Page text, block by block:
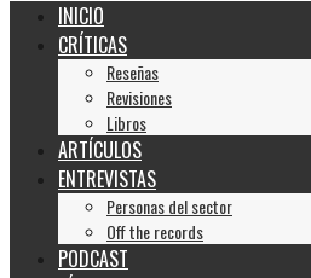
INICIO
CRÍTICAS
Reseñas
Revisiones
Libros
ARTÍCULOS
ENTREVISTAS
Personas del sector
Off the records
PODCAST